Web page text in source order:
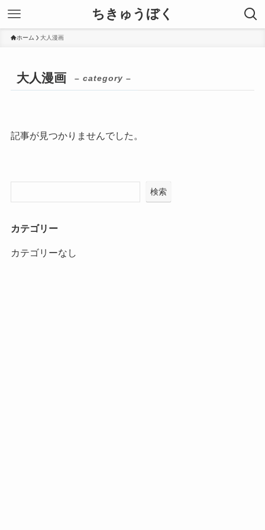
ちきゅうぼく
ホーム 大人漫画
大人漫画 – category –
記事が見つかりませんでした。
検索
カテゴリー
カテゴリーなし